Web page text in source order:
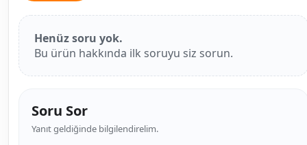
Henüz soru yok.
Bu ürün hakkında ilk soruyu siz sorun.
Soru Sor
Yanıt geldiğinde bilgilendirelim.